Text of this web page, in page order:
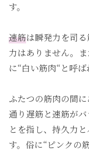
す。
速筋は瞬発力を司
力はありません。
に“白い筋肉“と呼ば
ふたつの筋肉の間
通り遅筋と速筋が
とを指し、持久力
す。俗に“ピンクの